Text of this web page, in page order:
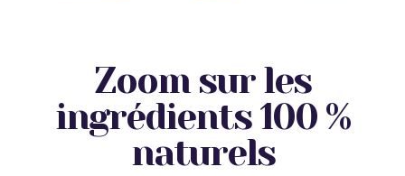
Zoom sur les
ingrédients 100 %
naturels